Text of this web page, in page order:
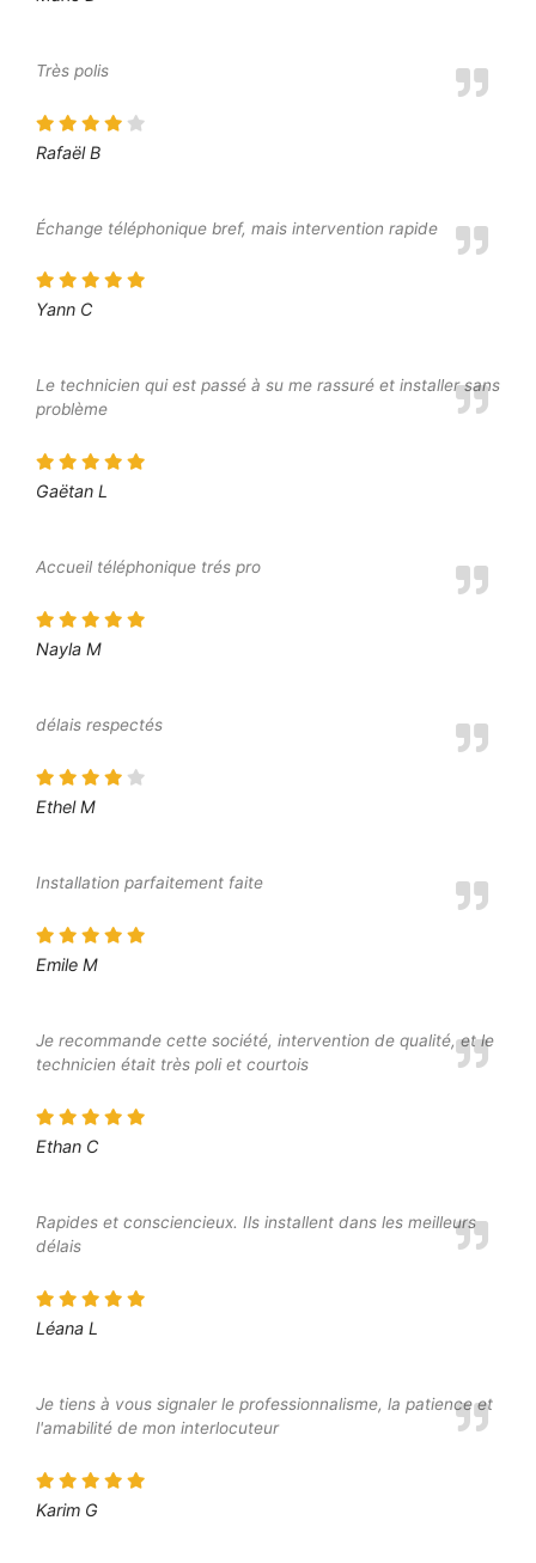
Très polis
Rafaël B
Échange téléphonique bref, mais intervention rapide
Yann C
Le technicien qui est passé à su me rassuré et installer sans
problème
Gaëtan L
Accueil téléphonique trés pro
Nayla M
délais respectés
Ethel M
Installation parfaitement faite
Emile M
Je recommande cette société, intervention de qualité, et le
technicien était très poli et courtois
Ethan C
Rapides et consciencieux. Ils installent dans les meilleurs
délais
Léana L
Je tiens à vous signaler le professionnalisme, la patience et
l'amabilité de mon interlocuteur
Karim G